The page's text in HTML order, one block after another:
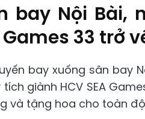
bay Nội Bài,
33 trở
bay xuống sân bay
giành HCV SEA
và tặng hoa cho toàn